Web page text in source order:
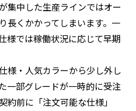
集中した生産ラインではオー
長くかかってしまいます。一
様では稼働状況に応じて早期
様・人気カラーから少し外し
一部グレードが一時的に受注
約前に「注文可能な仕様」